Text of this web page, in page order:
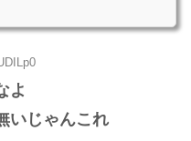
よ
いじゃんこれ